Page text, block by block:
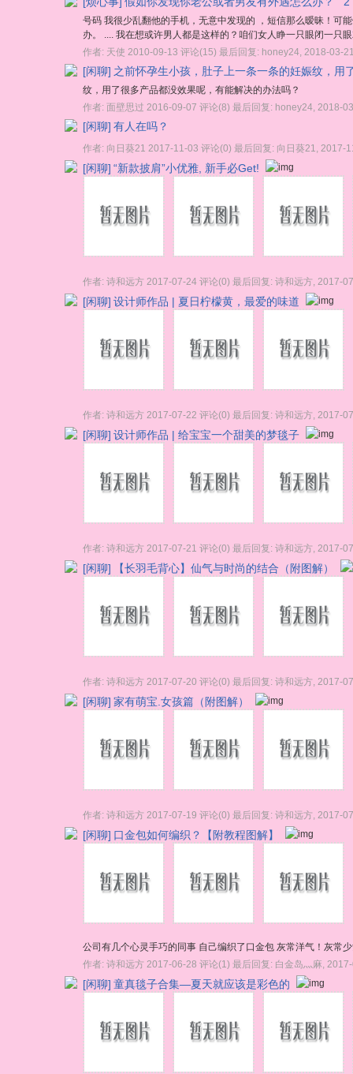
号码 我很少乱翻他的手机，无意中发现的 ，短信那么暧昧！可
办。 .... 我在想或许男人都是这样的？咱们女人睁一只眼闭一只
作者: 天使 2010-09-13 评论(15) 最后回复: honey24 2018-03-
[闲聊] 之前怀孕生小孩，肚子上一条一条的妊娠纹，用
吗？
纹，用了很多产品都没效果呢，有能解决的办法吗？
作者: 面壁思过 2016-09-07 评论(8) 最后回复: honey24 2018-
[闲聊] 有人在吗？
作者: 向日葵21 2017-11-03 评论(0) 最后回复: 向日葵21 2017-
[闲聊] “新款披肩”小优雅, 新手必Get!
作者: 诗和远方 2017-07-24 评论(0) 最后回复: 诗和远方 2017-
[闲聊] 设计师作品 | 夏日柠檬黄，最爱的味道
作者: 诗和远方 2017-07-22 评论(0) 最后回复: 诗和远方 2017-
[闲聊] 设计师作品 | 给宝宝一个甜美的梦毯子
作者: 诗和远方 2017-07-21 评论(0) 最后回复: 诗和远方 2017-
[闲聊] 【长羽毛背心】仙气与时尚的结合（附图解）
作者: 诗和远方 2017-07-20 评论(0) 最后回复: 诗和远方 2017-
[闲聊] 家有萌宝.女孩篇（附图解）
作者: 诗和远方 2017-07-19 评论(0) 最后回复: 诗和远方 2017-
[闲聊] 口金包如何编织？【附教程图解】
公司有几个心灵手巧的同事 自己编织了口金包 灰常洋气！灰常
作者: 诗和远方 2017-06-28 评论(1) 最后回复: 白金岛灬麻
[闲聊] 童真毯子合集—夏天就应该是彩色的